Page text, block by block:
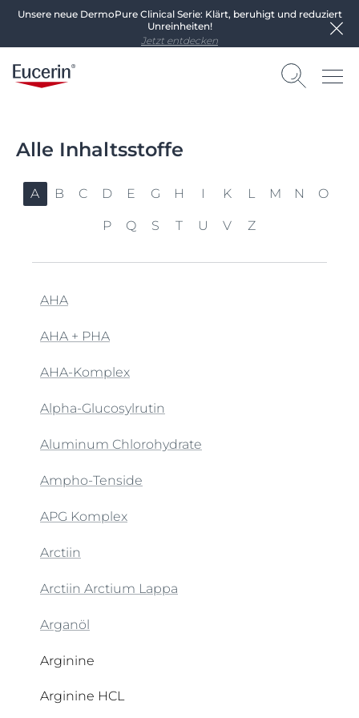
Unsere neue DermoPure Clinical Serie: Klärt, beruhigt und reduziert
Unreinheiten!
Jetzt entdecken
Alle Inhaltsstoffe
A B C D E G H I K L M N O
P Q S T U V Z
AHA
AHA + PHA
AHA-Komplex
Alpha-Glucosylrutin
Aluminum Chlorohydrate
Ampho-Tenside
APG Komplex
Arctiin
Arctiin Arctium Lappa
Arganöl
Arginine
Arginine HCL